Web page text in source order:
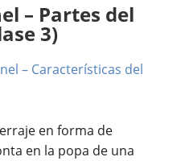
– Partes del
3)
– Características del
en forma de
en la popa de una